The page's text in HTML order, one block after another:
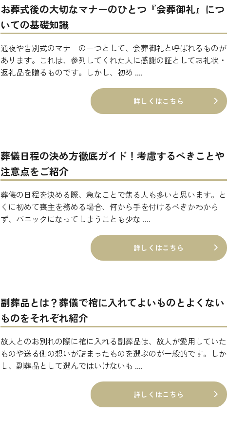
お葬式後の大切なマナーのひとつ『会葬御礼』につ
いての基礎知識
通夜や告別式のマナーの一つとして、会葬御礼と呼ばれるものが
あります。これは、参列してくれた人に感謝の証としてお礼状・
返礼品を贈るものです。しかし、初め ....
詳しくはこちら
葬儀日程の決め方徹底ガイド！考慮するべきことや
注意点をご紹介
葬儀の日程を決める際、急なことで焦る人も多いと思います。と
くに初めて喪主を務める場合、何から手を付けるべきかわから
ず、パニックになってしまうことも少な ....
詳しくはこちら
副葬品とは？葬儀で棺に入れてよいものとよくない
ものをそれぞれ紹介
故人とのお別れの際に棺に入れる副葬品は、故人が愛用していた
ものや送る側の想いが詰まったものを選ぶのが一般的です。しか
し、副葬品として選んではいけないも ....
詳しくはこちら